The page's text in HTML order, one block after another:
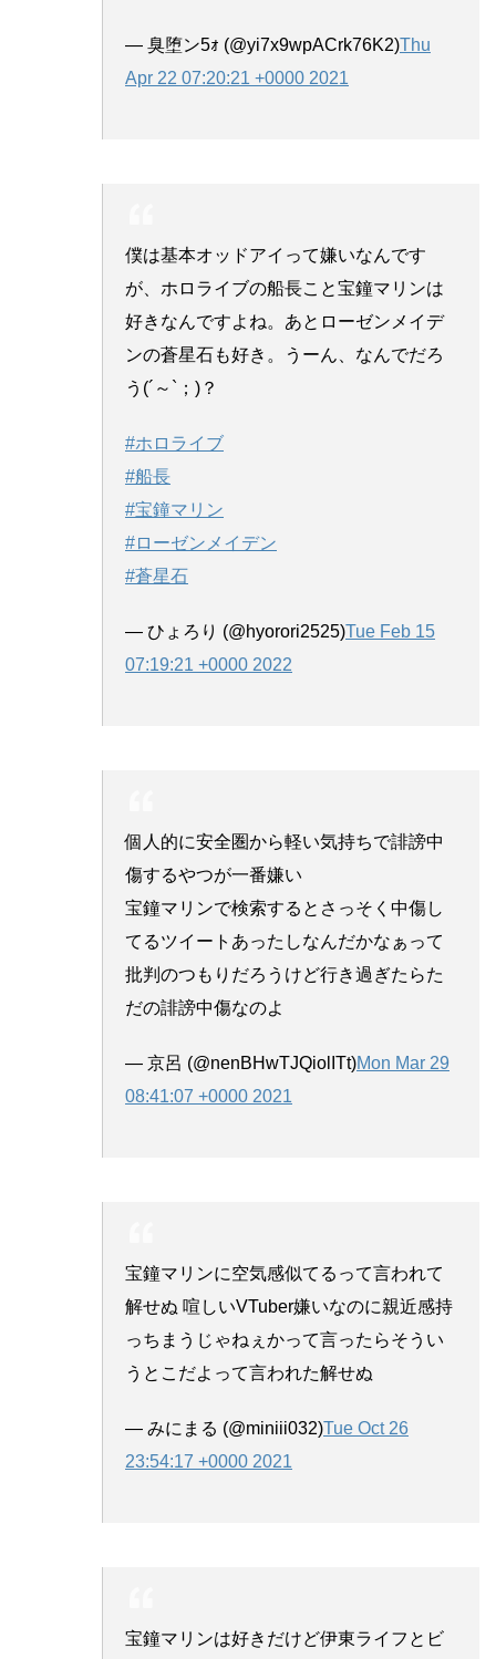
— 臭堕ン5ｫ (@yi7x9wpACrk76K2)Thu
Apr 22 07:20:21 +0000 2021
僕は基本オッドアイって嫌いなんです
が、ホロライブの船長こと宝鐘マリンは
好きなんですよね。あとローゼンメイデ
ンの蒼星石も好き。うーん、なんでだろ
う(´～`；)？
#ホロライブ
#船長
#宝鐘マリン
#ローゼンメイデン
#蒼星石
— ひょろり (@hyorori2525)Tue Feb 15
07:19:21 +0000 2022
個人的に安全圏から軽い気持ちで誹謗中
傷するやつが一番嫌い
宝鐘マリンで検索するとさっそく中傷し
てるツイートあったしなんだかなぁって
批判のつもりだろうけど行き過ぎたらた
だの誹謗中傷なのよ
— 京呂 (@nenBHwTJQiolITt)Mon Mar 29
08:41:07 +0000 2021
宝鐘マリンに空気感似てるって言われて
解せぬ 喧しいVTuber嫌いなのに親近感持
っちまうじゃねぇかって言ったらそうい
うとこだよって言われた解せぬ
— みにまる (@miniii032)Tue Oct 26
23:54:17 +0000 2021
宝鐘マリンは好きだけど伊東ライフとビ